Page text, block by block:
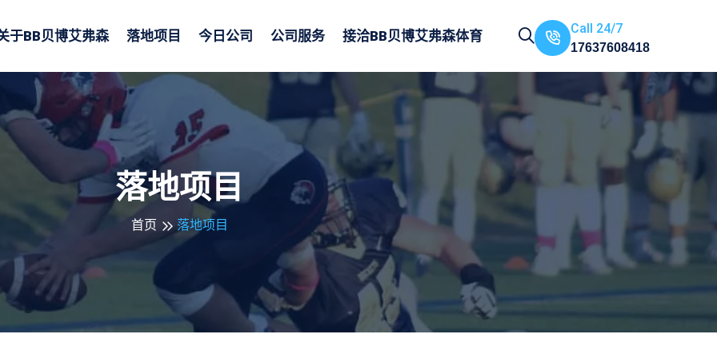
于BB贝博艾弗森 落地项目 今日公司 公司服务 接洽BB贝博艾弗森体育 Call 24/7
17637608418
落地项目
首页 落地项目